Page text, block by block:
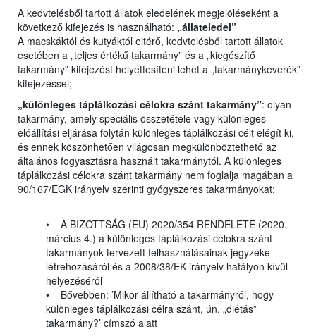
A kedvtelésből tartott állatok eledelének megjelöléseként a
következő kifejezés is használható: „állateledel”
A macskáktól és kutyáktól eltérő, kedvtelésből tartott állatok
esetében a „teljes értékű takarmány” és a „kiegészítő
takarmány” kifejezést helyettesíteni lehet a „takarmánykeverék”
kifejezéssel;
„különleges táplálkozási célokra szánt takarmány”: olyan
takarmány, amely speciális összetétele vagy különleges
előállítási eljárása folytán különleges táplálkozási célt elégít ki,
és ennek köszönhetően világosan megkülönböztethető az
általános fogyasztásra használt takarmánytól. A különleges
táplálkozási célokra szánt takarmány nem foglalja magában a
90/167/EGK irányelv szerinti gyógyszeres takarmányokat;
• A BIZOTTSÁG (EU) 2020/354 RENDELETE (2020.
március 4.) a különleges táplálkozási célokra szánt
takarmányok tervezett felhasználásainak jegyzéke
létrehozásáról és a 2008/38/EK irányelv hatályon kívül
helyezéséről
• Bővebben: ’Mikor állítható a takarmányról, hogy
különleges táplálkozási célra szánt, ún. „diétás”
takarmány?’ címszó alatt